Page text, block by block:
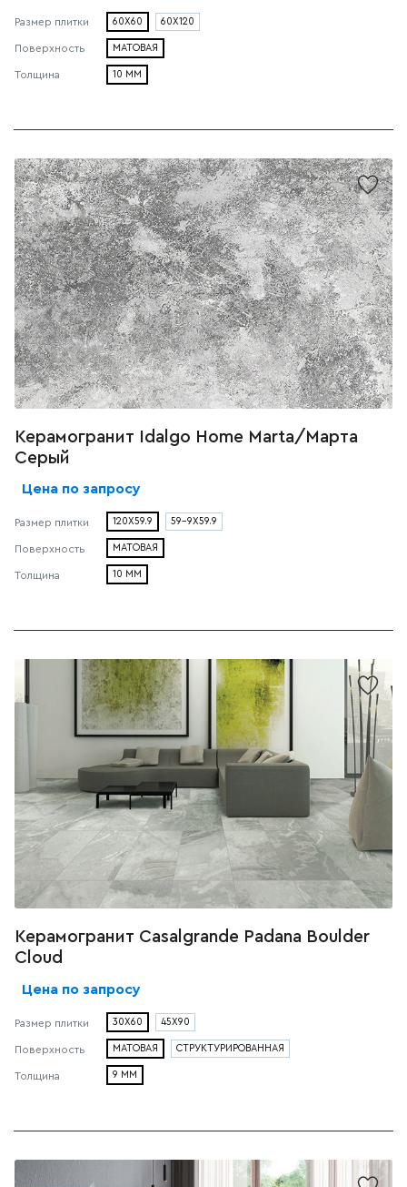
Размер плитки 60X60 60X120
Поверхность МАТОВАЯ
Толщина 10 ММ
Керамогранит Idalgo Home Marta/Марта
Серый
Цена по запросу
Размер плитки 120X59.9 59-9X59.9
Поверхность МАТОВАЯ
Толщина 10 ММ
Керамогранит Casalgrande Padana Boulder
Cloud
Цена по запросу
Размер плитки 30X60 45X90
Поверхность МАТОВАЯ СТРУКТУРИРОВАННАЯ
Толщина 9 ММ